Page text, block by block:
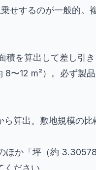
せするのが一般的。
を算出して差し引
〜12 m²）。必ず製
算出。敷地規模の比
ほか「坪（約
ださい。